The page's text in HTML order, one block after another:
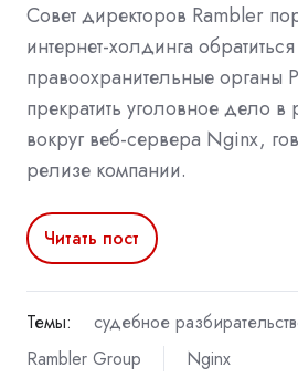
Совет директоров Rambler
интернет-холдинга
правоохранительные органы
прекратить уголовное дело в
вокруг веб-сервера Nginx,
релизе компании.
Читать пост
Темы: судебное
Rambler Group
Nginx